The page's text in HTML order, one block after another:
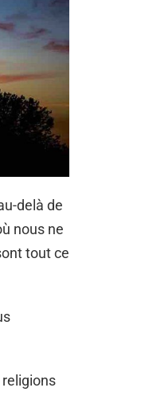
delà de
nous ne
tout ce